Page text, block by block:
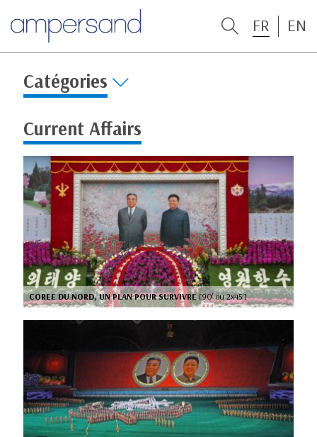
FR EN
Catégories
Current Affairs
COREE DU NORD, UN PLAN POUR SURVIVRE[90’ ou 2x45’]